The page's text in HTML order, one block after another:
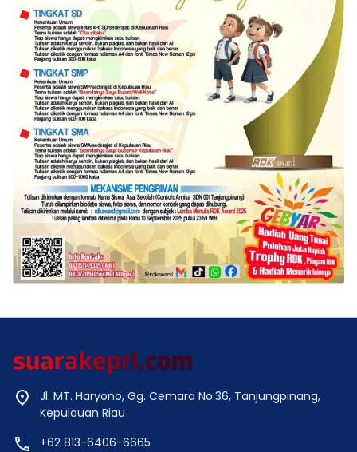
Jl. MT. Haryono, Gg. Cemara No.36, Tanjungpinang,
Kepulauan Riau
+62 813-6406-6665